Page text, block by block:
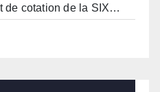
de cotation de la SIX…